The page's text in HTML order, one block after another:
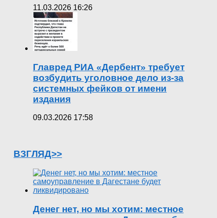
11.03.2026 16:26
Главред РИА «Дербент» требует
возбудить уголовное дело из-за
системных фейков от имени
издания
09.03.2026 17:58
ВЗГЛЯД>>
Денег нет, но мы хотим: местное